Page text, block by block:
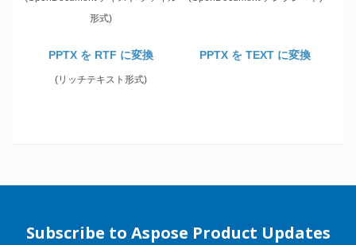
形式)
PPTX を RTF に変換
(リッチテキスト形式)
PPTX を TEXT に変換
Subscribe to Aspose Product Updates